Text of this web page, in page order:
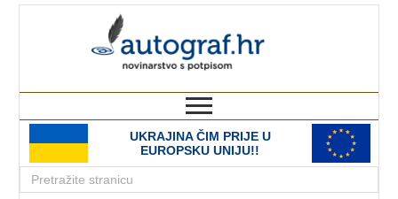
UKRAJINA ČIM PRIJE U
EUROPSKU UNIJU!!